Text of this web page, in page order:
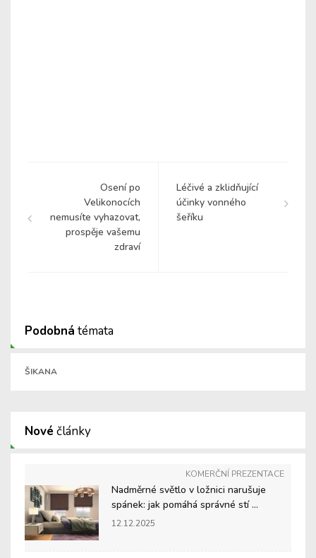
Osení po
Velikonocích
nemusíte vyhazovat,
prospěje vašemu
zdraví
Léčivé a zklidňující
účinky vonného
šeříku
Podobná témata
ŠIKANA
Nové články
KOMERČNÍ PREZENTACE
Nadměrné světlo v ložnici narušuje
spánek: jak pomáhá správné stí ...
12.12.2025